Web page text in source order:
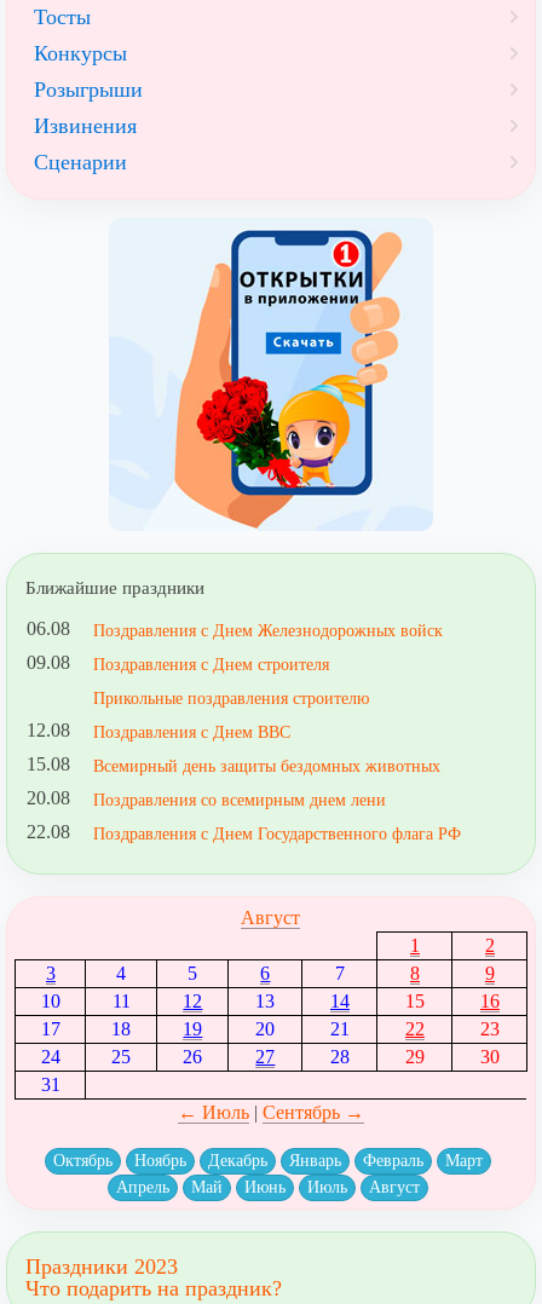
Тосты
Конкурсы
Розыгрыши
Извинения
Сценарии
Ближайшие праздники
06.08 Поздравления с Днем Железнодорожных войск
09.08
Поздравления с Днем строителя
Прикольные поздравления строителю
12.08 Поздравления с Днем ВВС
15.08 Всемирный день защиты бездомных животных
20.08 Поздравления со всемирным днем лени
22.08 Поздравления с Днем Государственного флага РФ
Август
1
2
3
4 5 6 7 8
9
10
11 12 13 14 15
16
17
18 19 20 21 22
23
24
25 26 27 28 29
30
31
← Июль| Сентябрь →
Октябрь Ноябрь Декабрь Январь Февраль
Март
Апрель
Май Июнь Июль Август
Праздники 2023
Что подарить на праздник?